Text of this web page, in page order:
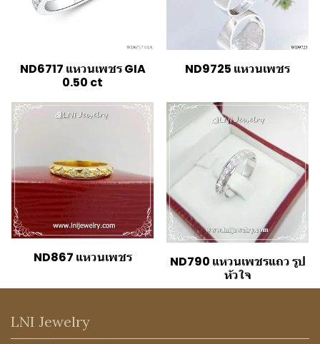
ND6717 แหวนเพชร GIA
0.50 ct
ND9725 แหวนเพชร
ND867 แหวนเพชร
ND790 แหวนเพชรแถว รูป
หัวใจ
LNI Jewelry